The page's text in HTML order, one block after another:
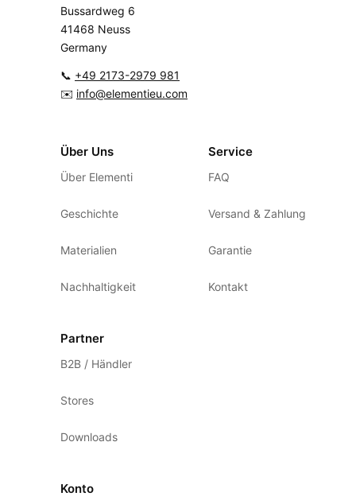
Bussardweg 6
41468 Neuss
Germany
📞 +49 2173-2979 981
✉️ info@elementieu.com
Über Uns
Über Elementi
Geschichte
Materialien
Nachhaltigkeit
Service
FAQ
Versand & Zahlung
Garantie
Kontakt
Partner
B2B / Händler
Stores
Downloads
Konto